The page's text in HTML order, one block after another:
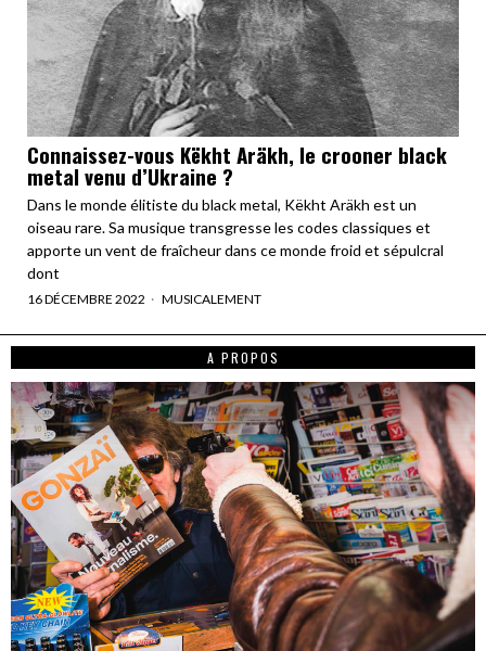
Connaissez-vous Këkht Aräkh, le crooner black
metal venu d’Ukraine ?
Dans le monde élitiste du black metal, Këkht Aräkh est un
oiseau rare. Sa musique transgresse les codes classiques et
apporte un vent de fraîcheur dans ce monde froid et sépulcral
dont
16 DÉCEMBRE 2022 MUSICALEMENT
A PROPOS